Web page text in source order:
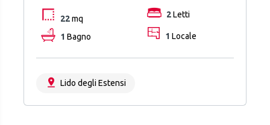
22mq
1 Bagno
2Letti
1 Locale
Lido degli Estensi